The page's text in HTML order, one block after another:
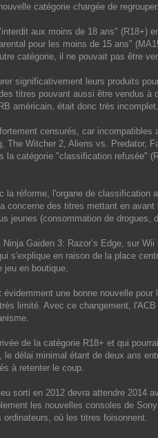
catégorie chargée de
aux moins de 18 ans" (R18+)
pour les moins de 15 ans"
catégorie, il ne pouvait pas être
significativement leurs produits
titres pouvant aussi être vendus
américain, était donc très incomplet.
censurés, car incompatibles
Witcher 2, Aliens vs. Predator,
la catégorie "classification refusée"
réforme, l'organe de classification
concerne des titres mettant en
jeunes (consommation de drogues,
Gaiden 3: Razor’s Edge, sur
s'explique en raison de la place
en boutique,
une bonne nouvelle
limité. Avec ce changement,
de la catégorie R18+ et qui
délai minimal étant de deux ans
à retenter le coup.
sorti en 2012 devra attendre 2014
les nouvelles consoles de
où les titres foisonnent.